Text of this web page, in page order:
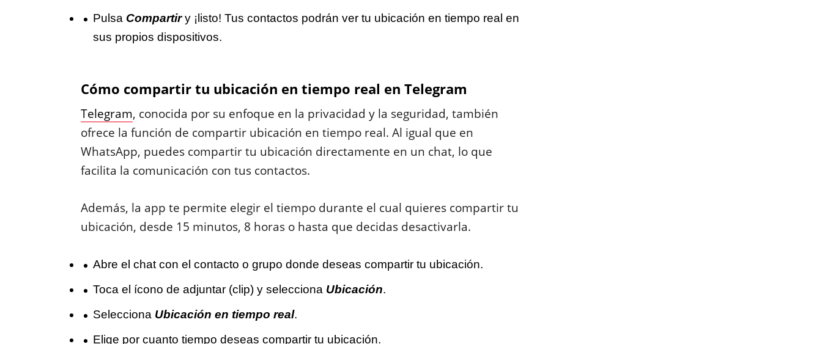
Pulsa Compartiry ¡listo! Tus contactos podrán ver tu ubicación en tiempo real en
sus propios dispositivos.
Cómo compartir tu ubicación en tiempo real en Telegram
Telegram, conocida por su enfoque en la privacidad y la seguridad, también
ofrece la función de compartir ubicación en tiempo real. Al igual que en
WhatsApp, puedes compartir tu ubicación directamente en un chat, lo que
facilita la comunicación con tus contactos.
Además, la app te permite elegir el tiempo durante el cual quieres compartir tu
ubicación, desde 15 minutos, 8 horas o hasta que decidas desactivarla.
Abre el chat con el contacto o grupo donde deseas compartir tu ubicación.
Toca el ícono de adjuntar (clip) y selecciona Ubicación.
Selecciona Ubicación en tiempo real.
Elige por cuanto tiempo deseas compartir tu ubicación.